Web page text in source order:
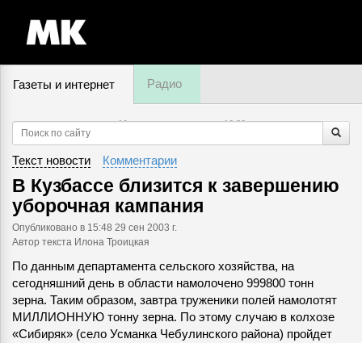
Газеты и интернет Радио
10 августа, понедельник,16:20
Текст новости Комментарии
В Кузбассе близится к завершению
уборочная кампания
Опубликовано в 15:48 29 сен 2003 г.
Автор текста Илона Троицкая
По данным департамента сельского хозяйства, на
сегодняшний день в области намолочено 999800 тонн
зерна. Таким образом, завтра труженики полей намолотят
МИЛЛИОННУЮ тонну зерна. По этому случаю в колхозе
«Сибиряк» (село Усманка Чебулинского района) пройдет